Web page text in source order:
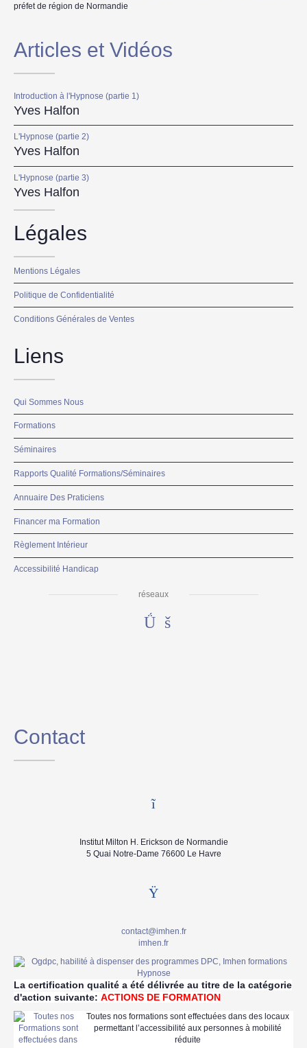
préfet de région de Normandie
Articles et Vidéos
Introduction à l'Hypnose (partie 1)
Yves Halfon
L'Hypnose (partie 2)
Yves Halfon
L'Hypnose (partie 3)
Yves Halfon
Légales
Mentions Légales
Politique de Confidentialité
Conditions Générales de Ventes
Liens
Qui Sommes Nous
Formations
Séminaires
Rapports Qualité Formations/Séminaires
Annuaire Des Praticiens
Financer ma Formation
Règlement Intérieur
Accessibilité Handicap
réseaux
Contact
Institut Milton H. Erickson de Normandie
5 Quai Notre-Dame 76600 Le Havre
contact@imhen.fr
imhen.fr
La certification qualité a été délivrée au titre de la catégorie
d'action suivante: ACTIONS DE FORMATION
Toutes nos formations sont effectuées dans des locaux
permettant l’accessibilité aux personnes à mobilité
réduite